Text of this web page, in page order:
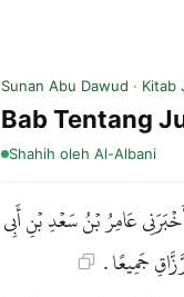
Sunan Abu Dawud · Kitab
Bab Tentang
Shahih oleh Al-Albani
عَامِرُ بْنُ سَعْدِ بْنِ أَبِي
جَمِيعًا .